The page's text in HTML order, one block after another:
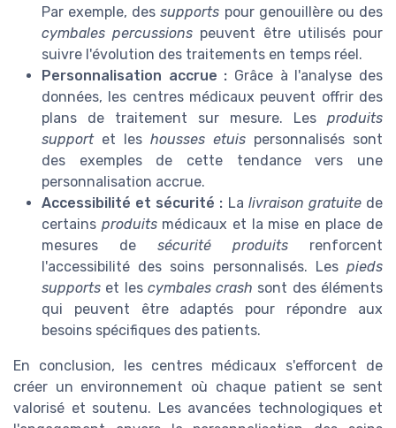
Par exemple, dessupports pour genouillère ou des
cymbales percussions peuvent être utilisés pour
suivre l'évolution des traitements en temps réel.
Personnalisation accrue : Grâce à l'analyse des
données, les centres médicaux peuvent offrir des
plans de traitement sur mesure. Les produits
supportet les housses etuis personnalisés sont
des exemples de cette tendance vers une
personnalisation accrue.
Accessibilité et sécurité : La livraison gratuitede
certains produitsmédicaux et la mise en place de
mesures de sécurité produits renforcent
l'accessibilité des soins personnalisés. Les pieds
supports et les cymbales crash sont des éléments
qui peuvent être adaptés pour répondre aux
besoins spécifiques des patients.
En conclusion, les centres médicaux s'efforcent de
créer un environnement où chaque patient se sent
valorisé et soutenu. Les avancées technologiques et